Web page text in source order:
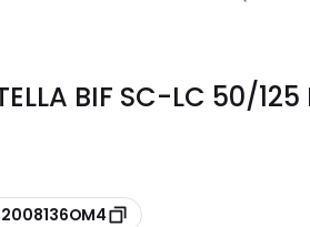
BIF SC-LC 50/125